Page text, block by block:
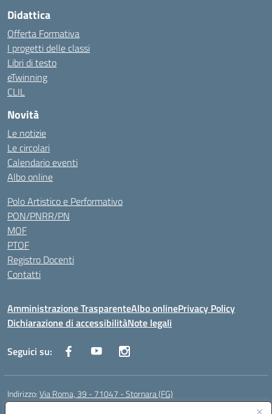
Didattica
Offerta Formativa
I progetti delle classi
Libri di testo
eTwinning
CLIL
Novità
Le notizie
Le circolari
Calendario eventi
Albo online
Polo Artistico e Performativo
PON/PNRR/PN
MOF
PTOF
Registro Docenti
Contatti
Amministrazione TrasparenteAlbo onlinePrivacy Policy
Dichiarazione di accessibilitàNote legali
Seguici su:
Indirizzo:Via Roma, 39 - 71047 - Stornara (FG)
Centralino: